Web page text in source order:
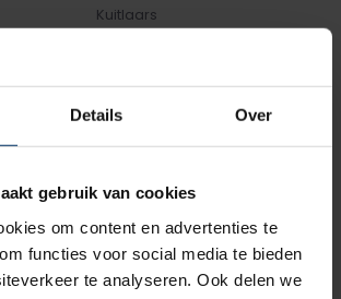
Details Over
gebruik van cookies
om content en advertenties te
functies voor social media te bieden
te analyseren. Ook delen we
Kuitlaars
Leder
Kunststof